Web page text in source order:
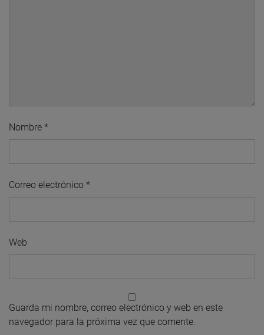
Nombre *
Correo electrónico *
Web
Guarda mi nombre, correo electrónico y web en este
navegador para la próxima vez que comente.